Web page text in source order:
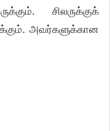
சிலருக்குக்
அவர்களுக்கான